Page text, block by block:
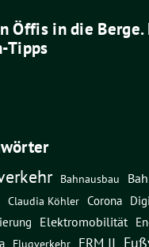
Öffis in die Berge.
Tipps
Bahnausbau
Claudia Köhler Corona
Elektromobilität
Flugverkehr FRM II